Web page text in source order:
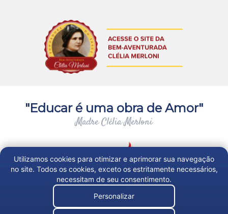
"Educar é uma obra de Amor"
Madre Clélia Merloni
Trabalhe Conosco
Utilizamos cookies para otimizar e aprimorar sua navegação
no site. Todos os cookies, exceto os estritamente necessários,
necessitam de seu consentimento.
Personalizar